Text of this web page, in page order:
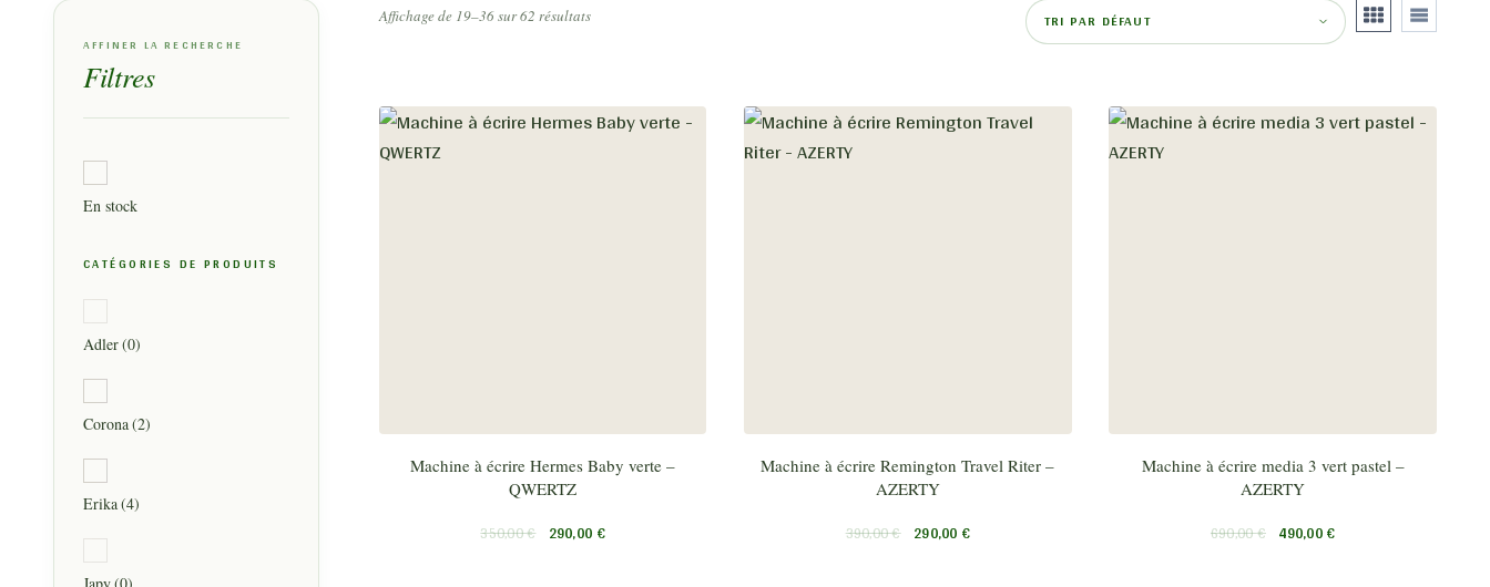
AFFINER LA RECHERCHE
Filtres
En stock
CATÉGORIES DE PRODUITS
Adler(0)
Corona(2)
Erika(4)
Affichage de 19–36 sur 62 résultats
Machine à écrire Hermes Baby verte –
QWERTZ
350,00€ 290,00 €
Machine à écrire Remington Travel Riter –
AZERTY
390,00€ 290,00 €
Machine à écrire media 3 vert pastel –
AZERTY
690,00€ 490,00€